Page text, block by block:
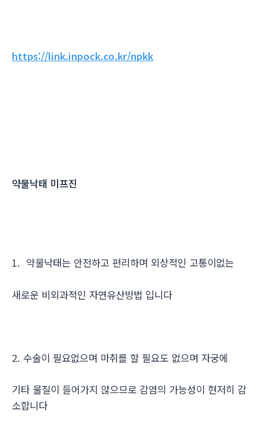
https://link.inpock.co.kr/npkk
약물낙태 미프진
1. 약물낙태는 안전하고 편리하며 외상적인 고통이없는
새로운 비외과적인 자연유산방법 입니다
2. 수술이 필요없으며 마취를 할 필요도 없으며 자궁에
기타 물질이 들어가지 않으므로 감염의 가능성이 현저히 감
소합니다